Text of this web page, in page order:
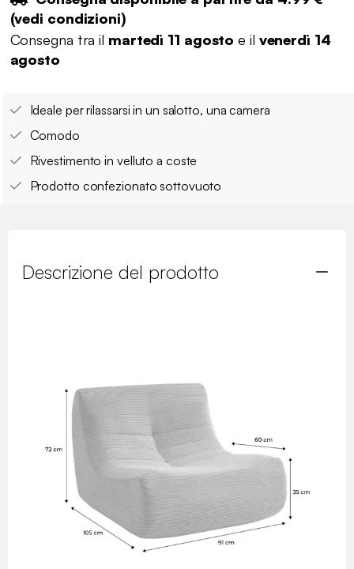
(vedi condizioni)
Consegna tra il martedì 11 agosto e il venerdì 14
agosto
Ideale per rilassarsi in un salotto, una camera
Comodo
Rivestimento in velluto a coste
Prodotto confezionato sottovuoto
Descrizione del prodotto